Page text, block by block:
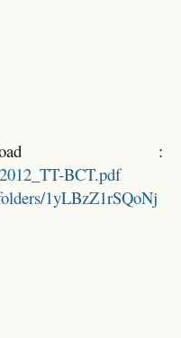
:
BCT.pdf
1yLBzZ1rSQoNj